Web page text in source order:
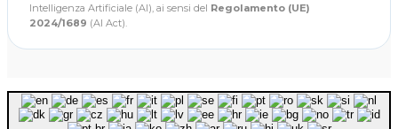
Intelligenza Artificiale (AI), ai sensi del Regolamento (UE)
2024/1689 (AI Act).